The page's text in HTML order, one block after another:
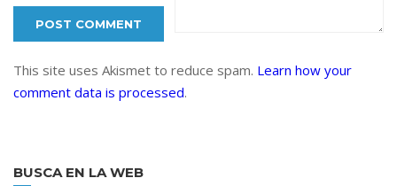
This site uses Akismet to reduce spam. Learn how your
comment data is processed.
BUSCA EN LA WEB